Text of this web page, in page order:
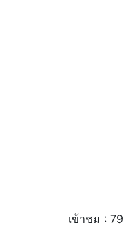
เข้าชม : 79